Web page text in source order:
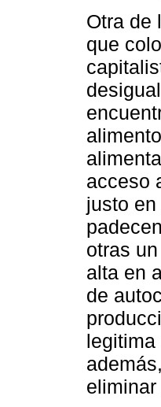
Otra de
que
acceso
justo
otras
alta en
de
legitima